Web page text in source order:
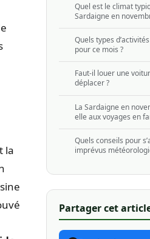
la
Quel est le climat
Sardaigne en
Quels types
pour ce mois ?
Faut-il louer une
déplacer ?
La Sardaigne en
elle aux voyages en
Quels conseils pour
imprévus
Partager cet